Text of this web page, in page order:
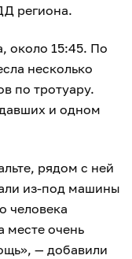
региона.
около 15:45. По
несколько
по тротуару.
и одном
рядом с ней
из-под машины
человека
месте очень
— добавили